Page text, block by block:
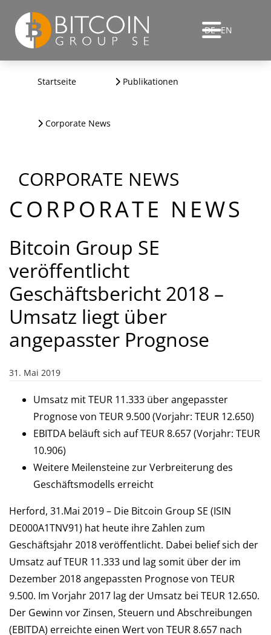
DE EN
Startseite Publikationen
Corporate News
CORPORATE NEWS
CORPORATE NEWS
Bitcoin Group SE
veröffentlicht
Geschäftsbericht 2018 –
Umsatz liegt über
angepasster Prognose
31. Mai 2019
Umsatz mit TEUR 11.333 über angepasster
Prognose von TEUR 9.500 (Vorjahr: TEUR 12.650)
EBITDA beläuft sich auf TEUR 8.657 (Vorjahr: TEUR
10.906)
Weitere Meilensteine zur Verbreiterung des
Geschäftsmodells erreicht
Herford, 31.Mai 2019 – Die Bitcoin Group SE (ISIN
DE000A1TNV91) hat heute ihre Zahlen zum
Geschäftsjahr 2018 veröffentlicht. Dabei belief sich der
Umsatz auf TEUR 11.333 und lag somit über der im
Dezember 2018 angepassten Prognose von TEUR
9.500. Im Vorjahr 2017 lag der Umsatz bei TEUR 12.650.
Der Gewinn vor Zinsen, Steuern und Abschreibungen
(EBITDA) erreichte einen Wert von TEUR 8.657 nach